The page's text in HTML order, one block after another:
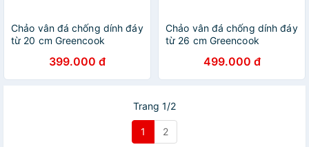
Chảo vân đá chống dính đáy
từ 20 cm Greencook
399.000 đ
Chảo vân đá chống dính đáy
từ 26 cm Greencook
499.000 đ
Trang 1/2
1 2